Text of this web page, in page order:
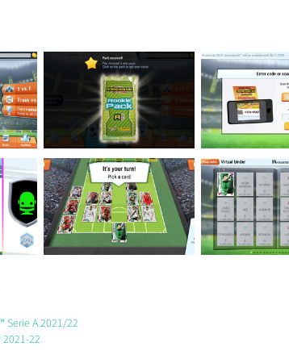
Serie A 2021/22
2021-22